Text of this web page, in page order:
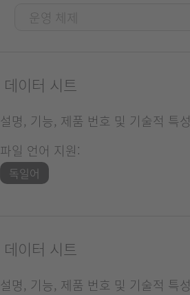
데이터 시트
설명, 기능, 제품 번호 및 기술적 특
파일 언어 지원:
독일어
데이터 시트
설명, 기능, 제품 번호 및 기술적 특